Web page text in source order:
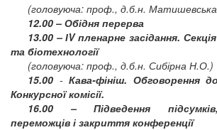
(головуюча: проф., д.б.н.
12.00 – Обідня перерва
13.00 – ІV пленарне засідання.
та біотехнології
(головуюча: проф., д.б.н. Сибірна Н.О.)
15.00 -Кава-фініш. Обговорення
Конкурсної комісії.
16.00 – Підведення
переможців і закриття конференції